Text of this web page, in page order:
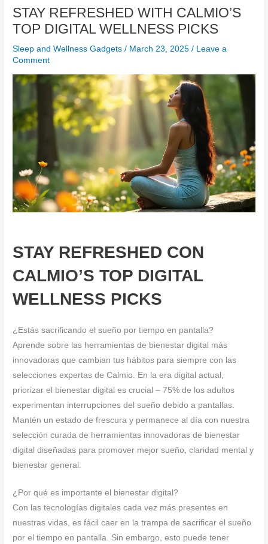
STAY REFRESHED WITH CALMIO’S
TOP DIGITAL WELLNESS PICKS
Sleep and Wellness Gadgets / March 23, 2025/ Leave a
Comment
STAY REFRESHED CON
CALMIO’S TOP DIGITAL
WELLNESS PICKS
¿Estás sacrificando el sueño por tiempo en pantalla?
Aprende sobre las herramientas de bienestar digital más
innovadoras que cambian tus hábitos para siempre con las
selecciones expertas de Calmio. En la era digital actual,
priorizar el bienestar digital es crucial – 75% de los adultos
experimentan interrupciones del sueño debido a pantallas.
Mantén un estado de frescura y permanece al día con nuestra
selección curada de herramientas innovadoras de bienestar
digital diseñadas para promover mejor sueño, claridad mental y
bienestar general.
¿Por qué es importante el bienestar digital?
Con las tecnologías digitales cada vez más presentes en
nuestras vidas, es fácil caer en la trampa de sacrificar el sueño
por el tiempo en pantalla. Sin embargo, esto puede tener